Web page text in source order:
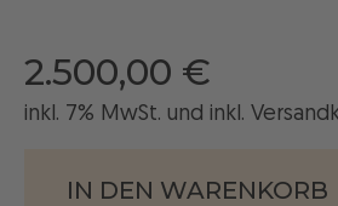
2.500,00 €
inkl. 7% MwSt. und inkl.
IN DEN WARENKORB